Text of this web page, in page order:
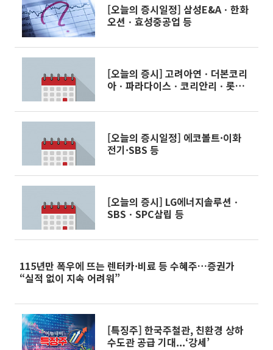
[오늘의 증시일정] 삼성E&Aㆍ한화
오션ㆍ효성중공업 등
[오늘의 증시] 고려아연ㆍ더본코리
아ㆍ파라다이스ㆍ코리안리ㆍ롯데
[오늘의 증시일정] 에코볼트·이화
전기·SBS 등
[오늘의 증시] LG에너지솔루션ㆍ
SBSㆍSPC삼립 등
115년만 폭우에 뜨는 렌터카·비료 등 수혜주…증권가
“실적 없이 지속 어려워”
[특징주] 한국주철관, 친환경 상하
수도관 공급 기대...‘강세’